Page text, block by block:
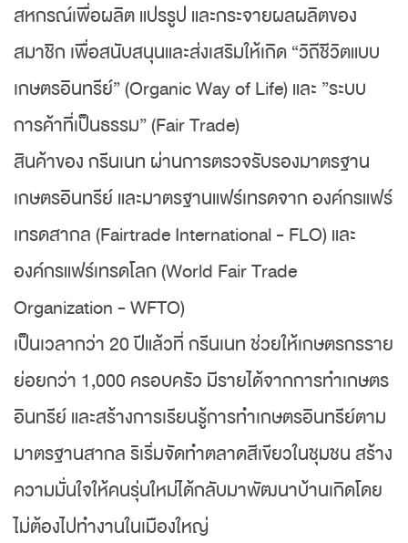
สหกรณ์เพื่อผลิต แปรรูป และกระจายผลผลิตของ
สมาชิก เพื่อสนับสนุนและส่งเสริมให้เกิด “วิถีชีวิตแบบ
เกษตรอินทรีย์” (Organic Way of Life) และ ”ระบบ
การค้าที่เป็นธรรม” (Fair Trade)
สินค้าของ กรีนเนท ผ่านการตรวจรับรองมาตรฐาน
เกษตรอินทรีย์ และมาตรฐานแฟร์เทรดจาก องค์กรแฟร์
เทรดสากล (Fairtrade International - FLO) และ
องค์กรแฟร์เทรดโลก (World Fair Trade
Organization - WFTO)
เป็นเวลากว่า 20 ปีแล้วที่ กรีนเนท ช่วยให้เกษตรกรราย
ย่อยกว่า 1,000 ครอบครัว มีรายได้จากการทำเกษตร
อินทรีย์ และสร้างการเรียนรู้การทำเกษตรอินทรีย์ตาม
มาตรฐานสากล ริเริ่มจัดทำตลาดสีเขียวในชุมชน สร้าง
ความมั่นใจให้คนรุ่นใหม่ได้กลับมาพัฒนาบ้านเกิดโดย
ไม่ต้องไปทำงานในเมืองใหญ่